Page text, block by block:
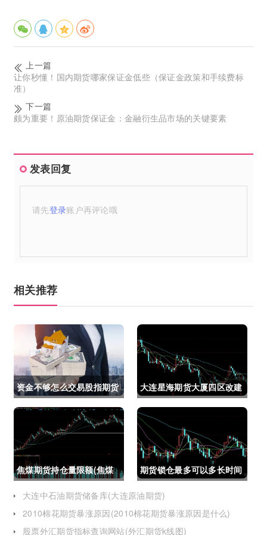
上一篇
让你秒懂！国内期货哪家保证金低些（保证金政策和手续费标
准）
下一篇
颇为重要！原油期货保证金：金融衍生品市场的关键要素
发表回复
请先登录账户再评论哦
相关推荐
资金不够怎么交易股指期货
(资金不够怎么交易股指期
货呢)
大连星海期货大厦四区改建
(大连星海广场期货大厦)
焦煤期货持仓量限额(焦煤
期货持仓量限额是多少)
期货锁仓最多可以多长时间
(期货锁仓最多可以多长时
间卖出)
大连中石油期货储备库(大连原油期货)
2010棉花期货暴涨原因(2010棉花期货暴涨原因是什么)
股票外汇期货指标查询网站(外汇期货k线图)